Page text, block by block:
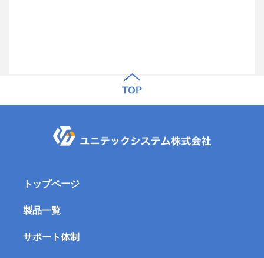
トップページ
製品一覧
サポート体制